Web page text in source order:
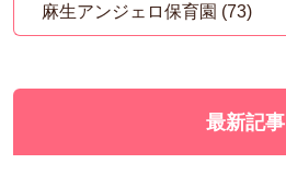
麻生アンジェロ保育園 (73)
最新記事